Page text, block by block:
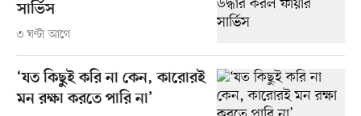
সার্ভিস
৩ ঘণ্টা আগে
‘যত কিছুই করি না কেন, কারোরই
মন রক্ষা করতে পারি না’